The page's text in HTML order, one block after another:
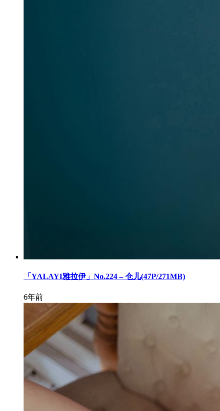
「YALAYI雅拉伊」No.224 – 仓儿(47P/271MB)
6年前